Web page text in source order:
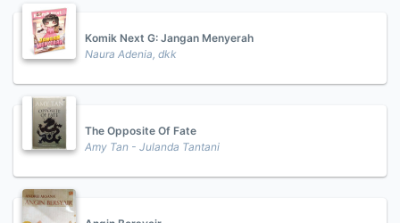
Komik Next G: Jangan Menyerah
Naura Adenia, dkk
The Opposite Of Fate
Amy Tan - Julanda Tantani